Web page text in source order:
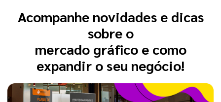
Acompanhe novidades e dicas
sobre o
mercado gráfico e como
expandir o seu negócio!